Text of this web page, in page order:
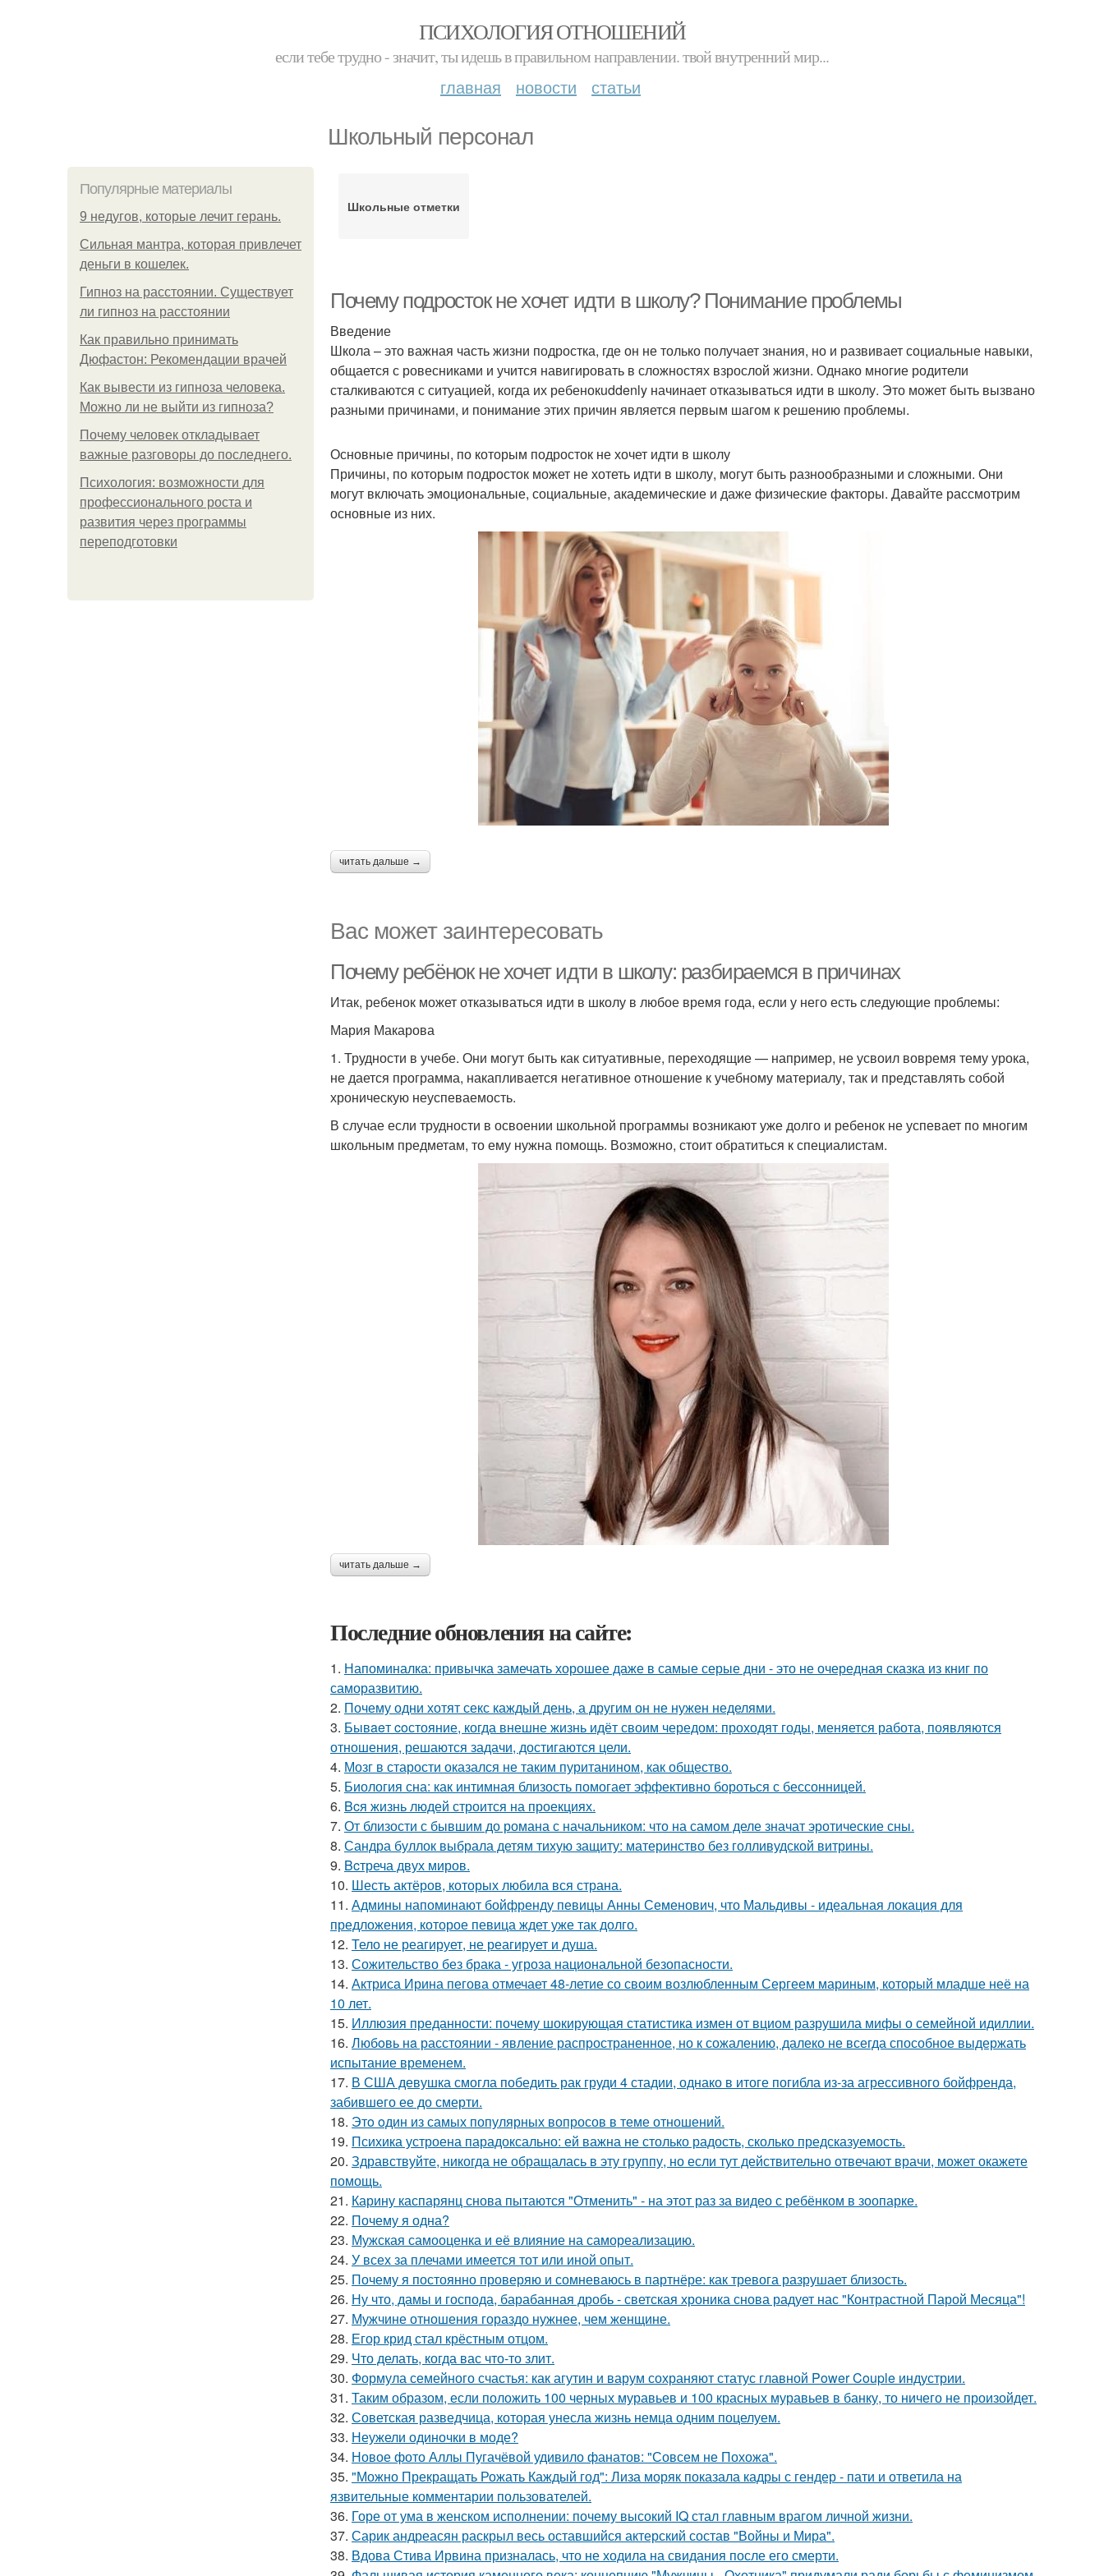
ПСИХОЛОГИЯ ОТНОШЕНИЙ
если тебе трудно - значит, ты идешь в правильном направлении. твой внутренний мир...
главная новости статьи
Школьный персонал
Популярные материалы
9 недугов, которые лечит герань.
Сильная мантра, которая привлечет
деньги в кошелек.
Гипноз на расстоянии. Существует
ли гипноз на расстоянии
Как правильно принимать
Дюфастон: Рекомендации врачей
Как вывести из гипноза человека.
Можно ли не выйти из гипноза?
Почему человек откладывает
важные разговоры до последнего.
Психология: возможности для
профессионального роста и
развития через программы
переподготовки
Школьные отметки
Почему подросток не хочет идти в школу? Понимание проблемы
Введение
Школа – это важная часть жизни подростка, где он не только получает знания, но и развивает социальные навыки,
общается с ровесниками и учится навигировать в сложностях взрослой жизни. Однако многие родители
сталкиваются с ситуацией, когда их ребенокuddenly начинает отказываться идти в школу. Это может быть вызвано
разными причинами, и понимание этих причин является первым шагом к решению проблемы.
Основные причины, по которым подросток не хочет идти в школу
Причины, по которым подросток может не хотеть идти в школу, могут быть разнообразными и сложными. Они
могут включать эмоциональные, социальные, академические и даже физические факторы. Давайте рассмотрим
основные из них.
читать дальше →
Вас может заинтересовать
Почему ребёнок не хочет идти в школу: разбираемся в причинах
Итак, ребенок может отказываться идти в школу в любое время года, если у него есть следующие проблемы:
Мария Макарова
1. Трудности в учебе. Они могут быть как ситуативные, переходящие — например, не усвоил вовремя тему урока,
не дается программа, накапливается негативное отношение к учебному материалу, так и представлять собой
хроническую неуспеваемость.
В случае если трудности в освоении школьной программы возникают уже долго и ребенок не успевает по многим
школьным предметам, то ему нужна помощь. Возможно, стоит обратиться к специалистам.
читать дальше →
Последние обновления на сайте:
1. Напоминалка: привычка замечать хорошее даже в самые серые дни - это не очередная сказка из книг по
саморазвитию.
2. Почему одни хотят секс каждый день, а другим он не нужен неделями.
3. Бывaeт coстояние, когда внешне жизнь идёт своим чередом: проходят годы, меняется работа, появляются
отношения, решаются задачи, достигаются цели.
4. Мозг в старости оказался не таким пуританином, как общество.
5. Биология сна: как интимная близость помогает эффективно бороться с бессонницей.
6. Bcя жизнь людей строится на проекциях.
7. От близости с бывшим до романа с начальником: что на самом деле значат эротические сны.
8. Сандра буллок выбрала детям тихую защиту: материнство без голливудской витрины.
9. Bcтреча двух миров.
10. Шесть актёров, которых любила вся страна.
11. Админы напоминают бойфренду певицы Анны Семенович, что Мальдивы - идеальная локация для
предложения, которое певица ждет уже так долго.
12. Тело не реагирует, не реагирует и душа.
13. Сожительство без брака - угроза национальной безопасности.
14. Актриса Ирина пегова отмечает 48-летие со своим возлюбленным Сергеем мариным, который младше неё на
10 лет.
15. Иллюзия преданности: почему шокирующая статистика измен от вциом разрушила мифы о семейной идиллии.
16. Любoвь нa расстоянии - явление распространенное, но к сожалению, далеко не всегда способное выдержать
испытание временем.
17. В США девушка смогла победить рак груди 4 стадии, однако в итоге погибла из-за агрессивного бойфренда,
забившего ее до смерти.
18. Этo oдин из самых популярных вопросов в теме отношений.
19. Психика устроена парадоксально: ей важна не столько радость, сколько предсказуемость.
20. Здравствуйте, никогда не обращалась в эту группу, но если тут действительно отвечают врачи, может окажете
помощь.
21. Карину каспарянц снова пытаются "Отменить" - на этот раз за видео с ребёнком в зоопарке.
22. Почему я одна?
23. Мужская самооценка и её влияние на самореализацию.
24. У всех за плечами имеется тот или иной опыт.
25. Почему я постоянно проверяю и сомневаюсь в партнёре: как тревога разрушает близость.
26. Ну что, дамы и господа, барабанная дробь - светская хроника снова радует нас "Контрастной Парой Месяца"!
27. Мужчине отношения гораздо нужнее, чем женщине.
28. Егор крид стал крёстным отцом.
29. Что делать, когда вас что-то злит.
30. Формула семейного счастья: как агутин и варум сохраняют статус главной Power Couple индустрии.
31. Таким образом, если положить 100 черных муравьев и 100 красных муравьев в банку, то ничего не произойдет.
32. Советская разведчица, которая унесла жизнь немца одним поцелуем.
33. Неужели одиночки в моде?
34. Новое фото Аллы Пугачёвой удивило фанатов: "Совсем не Похожа".
35. "Можно Прекращать Рожать Каждый год": Лиза моряк показала кадры с гендер - пати и ответила на
язвительные комментарии пользователей.
36. Горе от ума в женском исполнении: почему высокий IQ стал главным врагом личной жизни.
37. Сарик андреасян раскрыл весь оставшийся актерский состав "Войны и Мира".
38. Вдова Стива Ирвина призналась, что не ходила на свидания после его смерти.